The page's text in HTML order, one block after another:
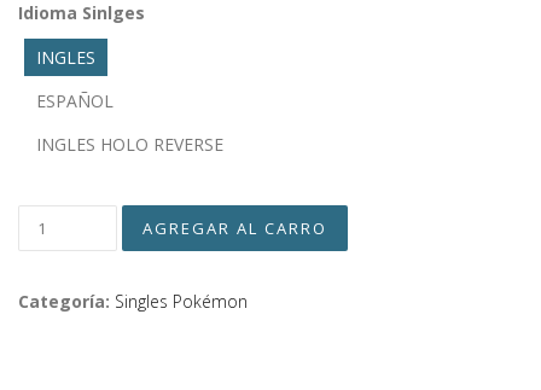
Idioma Sinlges
INGLES
ESPAÑOL
INGLES HOLO REVERSE
Categoría: Singles Pokémon